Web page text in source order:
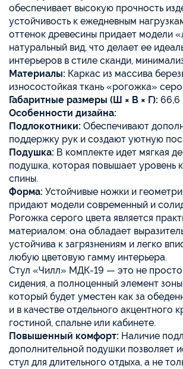
обеспечивает высокую прочность
устойчивость к ежедневным
оттенок древесины придает модели
натуральный вид, что делает ее
интерьеров в стиле сканди,
Материалы: Каркас из массива
износостойкая ткань «рогожка»
Габаритные размеры (Ш × В × Г): 66,6
Особенности дизайна:
Подлокотники: Обеспечивают
поддержку рук и создают уютную
Подушка: В комплекте идет мягкая
подушка, которая повышает уровень
спины.
Форма: Устойчивые ножки и
придают модели современный и
Рогожка серого цвета является
материалом: она обладает
устойчива к загрязнениям и легко
любую цветовую гамму интерьера.
Стул «Чилл» МДК-19 — это не просто
сидения, а полноценный элемент
который будет уместен как за
и в качестве отдельного акцентного
гостиной, спальне или кабинете.
Повышенный комфорт: Наличие
дополнительной подушки позволяет
стул для длительного отдыха, а не